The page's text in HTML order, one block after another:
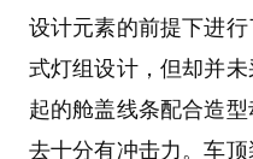
设计元素的前提下进
式灯组设计，但却并
起的舱盖线条配合造
去十分有冲击力。车